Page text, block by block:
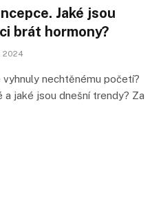
Jaké jsou
brát hormony?
2024
nechtěnému početí?
jaké jsou dnešní trendy? Za